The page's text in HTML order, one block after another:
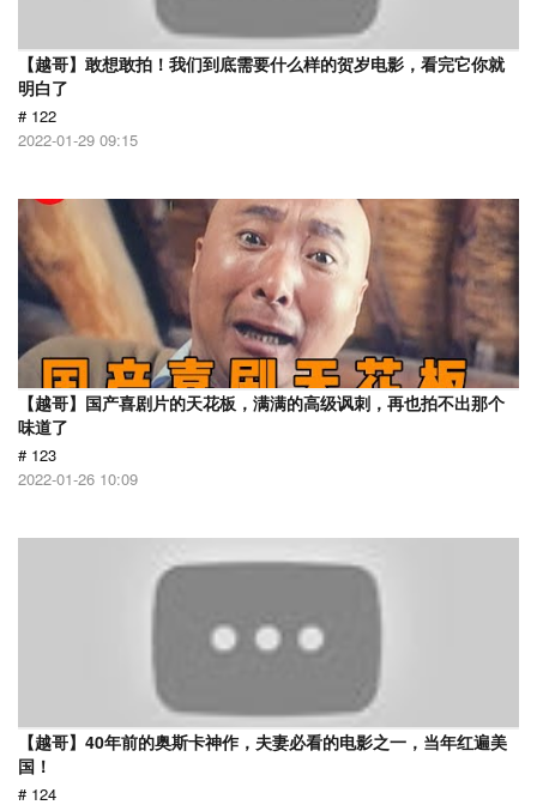
【越哥】敢想敢拍！我们到底需要什么样的贺岁电影，看完它你就
明白了
# 122
2022-01-29 09:15
【越哥】国产喜剧片的天花板，满满的高级讽刺，再也拍不出那个
味道了
# 123
2022-01-26 10:09
【越哥】40年前的奥斯卡神作，夫妻必看的电影之一，当年红遍美
国！
# 124